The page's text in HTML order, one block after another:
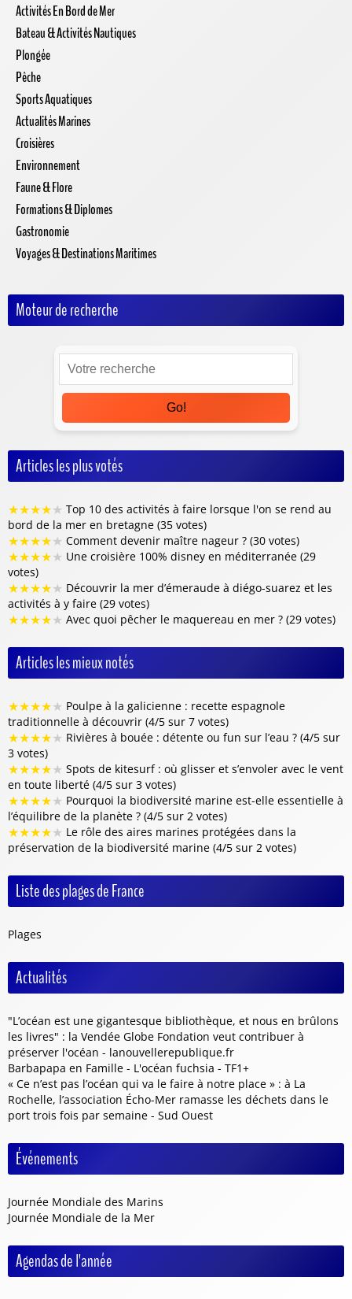
Activités En Bord de Mer
Bateau & Activités Nautiques
Plongée
Pêche
Sports Aquatiques
Actualités Marines
Croisières
Environnement
Faune & Flore
Formations & Diplomes
Gastronomie
Voyages & Destinations Maritimes
Moteur de recherche
Go!
Articles les plus votés
★★★★★ Top 10 des activités à faire lorsque l'on se rend au
bord de la mer en bretagne (35 votes)
★★★★★ Comment devenir maître nageur ? (30 votes)
★★★★★ Une croisière 100% disney en méditerranée (29
votes)
★★★★★ Découvrir la mer d’émeraude à diégo-suarez et les
activités à y faire (29 votes)
★★★★★ Avec quoi pêcher le maquereau en mer ? (29 votes)
Articles les mieux notés
★★★★★ Poulpe à la galicienne : recette espagnole
traditionnelle à découvrir (4/5 sur 7 votes)
★★★★★ Rivières à bouée : détente ou fun sur l’eau ? (4/5 sur
3 votes)
★★★★★ Spots de kitesurf : où glisser et s’envoler avec le vent
en toute liberté (4/5 sur 3 votes)
★★★★★ Pourquoi la biodiversité marine est-elle essentielle à
l’équilibre de la planète ? (4/5 sur 2 votes)
★★★★★ Le rôle des aires marines protégées dans la
préservation de la biodiversité marine (4/5 sur 2 votes)
Liste des plages de France
Plages
Actualités
"L’océan est une gigantesque bibliothèque, et nous en brûlons
les livres" : la Vendée Globe Fondation veut contribuer à
préserver l'océan - lanouvellerepublique.fr
Barbapapa en Famille - L'océan fuchsia - TF1+
« Ce n’est pas l’océan qui va le faire à notre place » : à La
Rochelle, l’association Écho-Mer ramasse les déchets dans le
port trois fois par semaine - Sud Ouest
Événements
Journée Mondiale des Marins
Journée Mondiale de la Mer
Agendas de l'année